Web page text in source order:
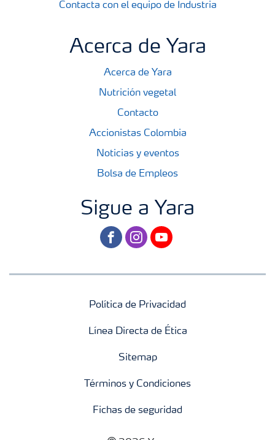
Contacta con el equipo de Industria
Acerca de Yara
Acerca de Yara
Nutrición vegetal
Contacto
Accionistas Colombia
Noticias y eventos
Bolsa de Empleos
Sigue a Yara
facebookinstagram
youtube
Política de Privacidad
Línea Directa de Ética
Sitemap
Términos y Condiciones
Fichas de seguridad